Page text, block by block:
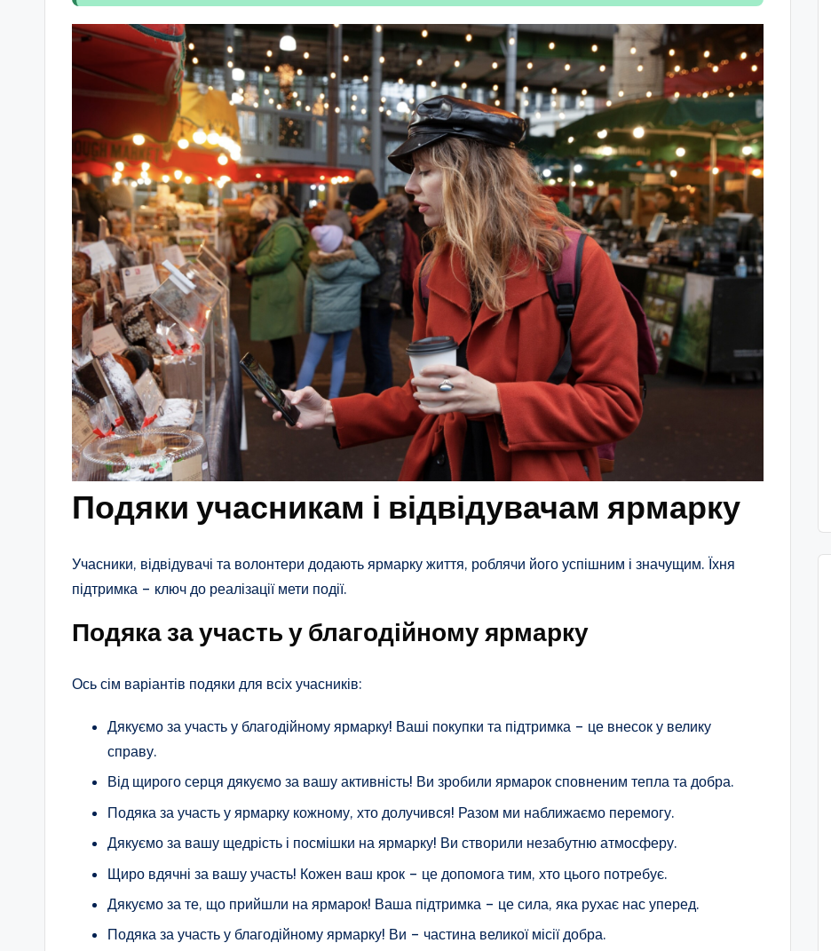
Подяки учасникам і відвідувачам ярмарку
Учасники, відвідувачі та волонтери додають ярмарку життя, роблячи його успішним і значущим. Їхня
підтримка – ключ до реалізації мети події.
Подяка за участь у благодійному ярмарку
Ось сім варіантів подяки для всіх учасників:
Дякуємо за участь у благодійному ярмарку! Ваші покупки та підтримка – це внесок у велику
справу.
Від щирого серця дякуємо за вашу активність! Ви зробили ярмарок сповненим тепла та добра.
Подяка за участь у ярмарку кожному, хто долучився! Разом ми наближаємо перемогу.
Дякуємо за вашу щедрість і посмішки на ярмарку! Ви створили незабутню атмосферу.
Щиро вдячні за вашу участь! Кожен ваш крок – це допомога тим, хто цього потребує.
Дякуємо за те, що прийшли на ярмарок! Ваша підтримка – це сила, яка рухає нас уперед.
Подяка за участь у благодійному ярмарку! Ви – частина великої місії добра.